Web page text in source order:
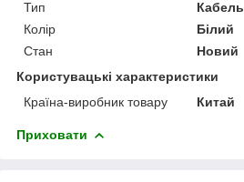
Тип
Кабель
Колір
Білий
Стан
Новий
Користувацькі характеристики
Країна-виробник товару
Китай
Приховати